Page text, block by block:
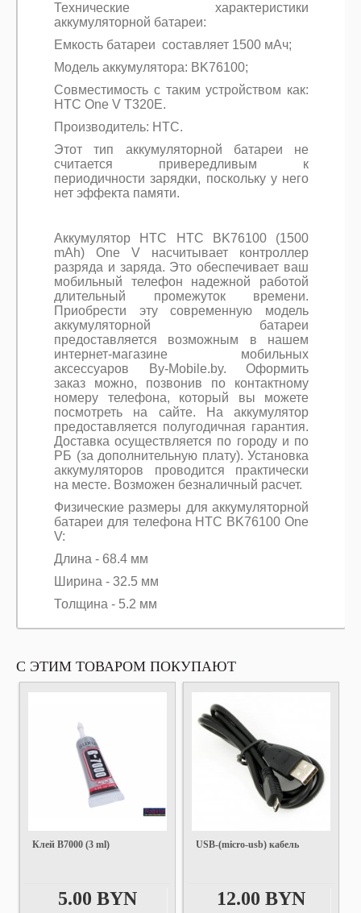
Технические характеристики
аккумуляторной батареи:
Емкость батареи составляет 1500 мАч;
Модель аккумулятора: BK76100;
Совместимость с таким устройством как:
HTC One V T320E.
Производитель: HTC.
Этот тип аккумуляторной батареи не
считается привередливым к
периодичности зарядки, поскольку у него
нет эффекта памяти.
Аккумулятор HTC HTC BK76100 (1500
mAh) One V насчитывает контроллер
разряда и заряда. Это обеспечивает ваш
мобильный телефон надежной работой
длительный промежуток времени.
Приобрести эту современную модель
аккумуляторной батареи
предоставляется возможным в нашем
интернет-магазине мобильных
аксессуаров By-Mobile.by. Оформить
заказ можно, позвонив по контактному
номеру телефона, который вы можете
посмотреть на сайте. На аккумулятор
предоставляется полугодичная гарантия.
Доставка осуществляется по городу и по
РБ (за дополнительную плату). Установка
аккумуляторов проводится практически
на месте. Возможен безналичный расчет.
Физические размеры для аккумуляторной
батареи для телефона HTC BK76100 One
V:
Длина - 68.4 мм
Ширина - 32.5 мм
Толщина - 5.2 мм
С ЭТИМ ТОВАРОМ ПОКУПАЮТ
Клей B7000 (3 ml)
5.00 BYN
USB-(micro-usb) кабель
12.00 BYN